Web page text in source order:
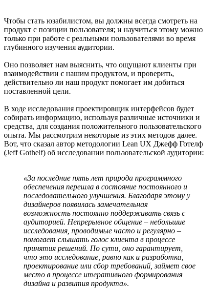
Чтобы стать юзабилистом, вы должны всегда смотреть на
продукт с позиции пользователя; и научиться этому можно
только при работе с реальными пользователями во время
глубинного изучения аудитории.
Оно позволяет нам выяснить, что ощущают клиенты при
взаимодействии с нашим продуктом, и проверить,
действительно ли наш продукт помогает им добиться
поставленной цели.
В ходе исследования проектировщик интерфейсов будет
собирать информацию, используя различные источники и
средства, для создания положительного пользовательского
опыта. Мы рассмотрим некоторые из этих методов далее.
Вот, что сказал автор методологии Lean UX Джефф Готелф
(Jeff Gothelf) об исследовании пользовательской аудитории:
«За последние пять лет природа программного
обеспечения перешла в состояние постоянного и
последовательного улучшения. Благодаря этому у
дизайнеров появилась замечательная
возможность постоянно поддерживать связь с
аудиторией. Непрерывное общение – небольшие
исследования, проводимые часто и регулярно –
помогает слышать голос клиента в процессе
принятия решений. По сути, оно гарантирует,
что это исследование, равно как и разработка,
проектирование или сбор требований, займет свое
место в процессе итеративного формирования
дизайна и развития продукта».